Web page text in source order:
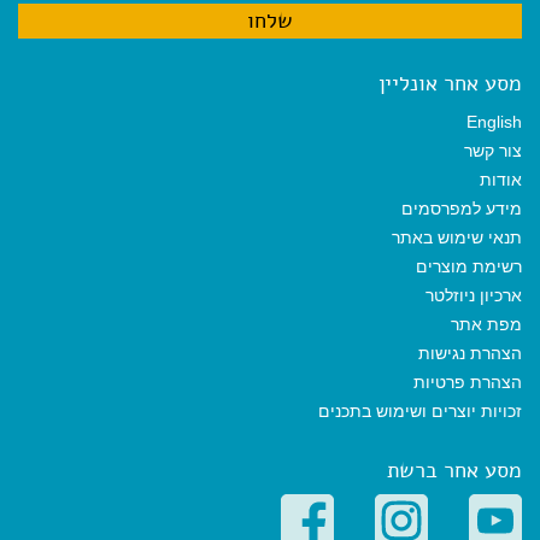
מסע אחר אונליין
English
צור קשר
אודות
מידע למפרסמים
תנאי שימוש באתר
רשימת מוצרים
ארכיון ניוזלטר
מפת אתר
הצהרת נגישות
הצהרת פרטיות
זכויות יוצרים ושימוש בתכנים
מסע אחר ברשת